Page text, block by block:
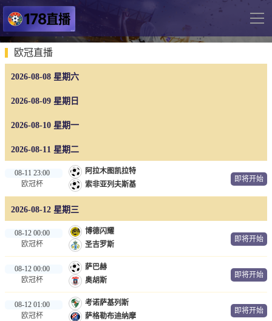
导
网站首页
足球直播
英超
德甲
法甲
意甲
世界杯
欧冠杯
中超
篮球直播
NBA
欧冠直播
2026-08-08 星期六
2026-08-09 星期日
2026-08-10 星期一
2026-08-11 星期二
08-11 23:00
欧冠杯
阿拉木图凯拉特
索非亚列夫斯基
即将开始
2026-08-12 星期三
08-12 00:00
欧冠杯
博德闪耀
圣吉罗斯
即将开始
08-12 00:00
欧冠杯
萨巴赫
奥胡斯
即将开始
08-12 01:00
欧冠杯
考诺萨基列斯
萨格勒布迪纳摩
即将开始